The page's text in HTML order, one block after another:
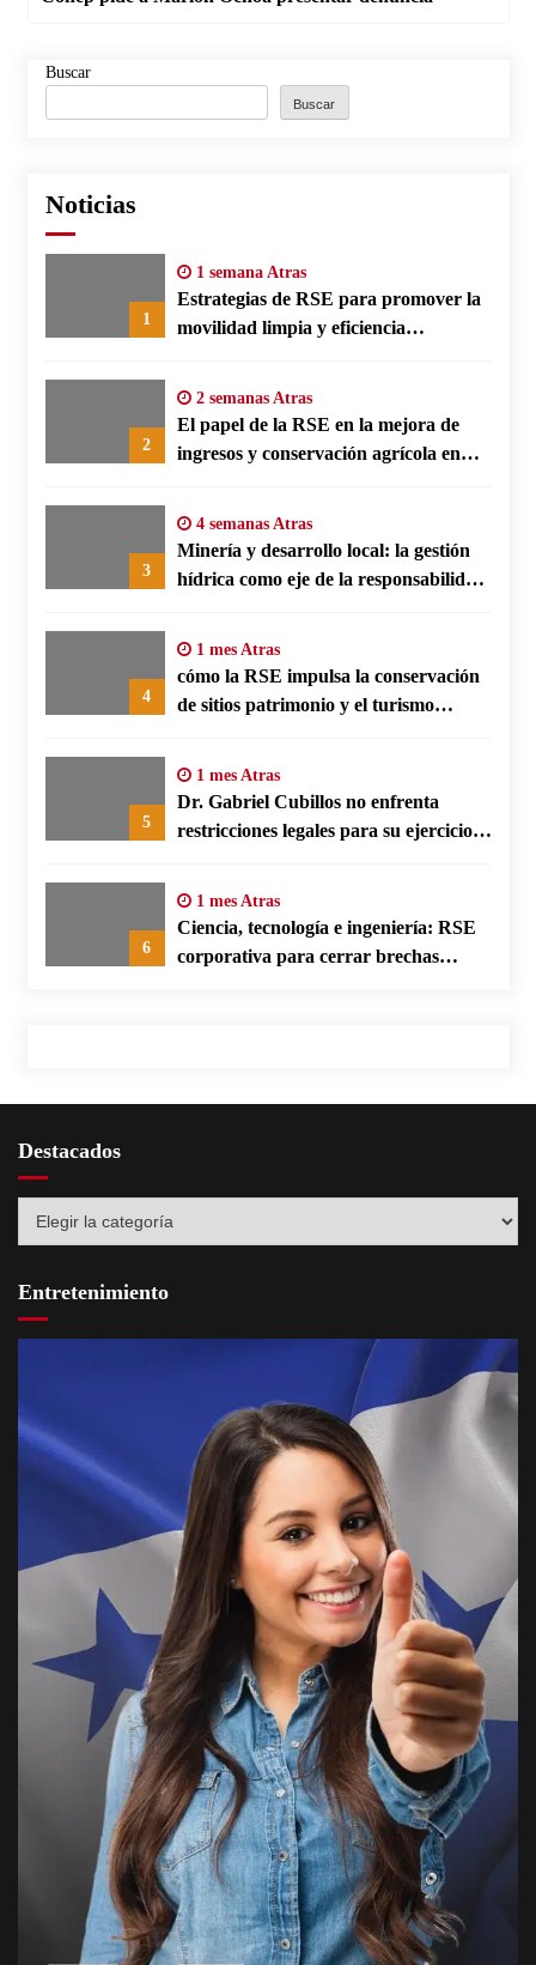
Buscar
Buscar
Noticias
1
1 semana Atras
Estrategias de RSE para promover la
movilidad limpia y eficiencia
2
2 semanas Atras
El papel de la RSE en la mejora de
ingresos y conservación agrícola en
3
4 semanas Atras
Minería y desarrollo local: la gestión
hídrica como eje de la responsabilidad
4
1 mes Atras
cómo la RSE impulsa la conservación
de sitios patrimonio y el turismo
5
1 mes Atras
Dr. Gabriel Cubillos no enfrenta
restricciones legales para su ejercicio,
6
1 mes Atras
Ciencia, tecnología e ingeniería: RSE
corporativa para cerrar brechas
Destacados
Entretenimiento